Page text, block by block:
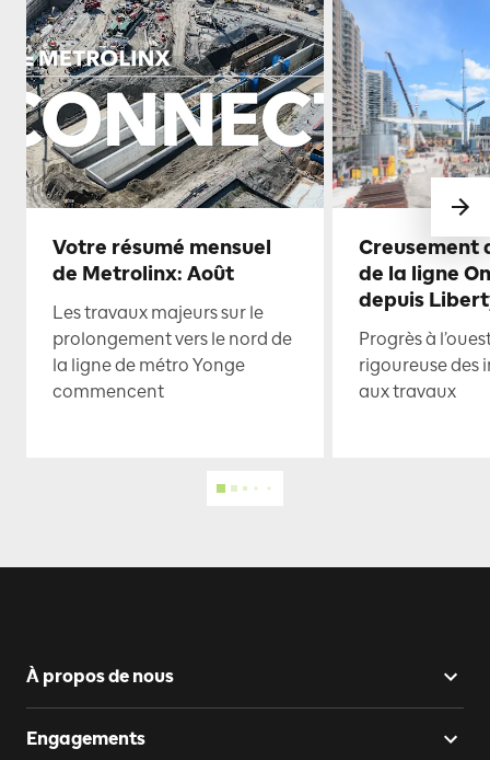
Votre résumé mensuel
de Metrolinx: Août
Les travaux majeurs sur le
prolongement vers le nord de
la ligne de métro Yonge
commencent
Creusement
de la ligne
depuis
Progrès à
rigoureuse des
aux travaux
À propos de nous
Engagements